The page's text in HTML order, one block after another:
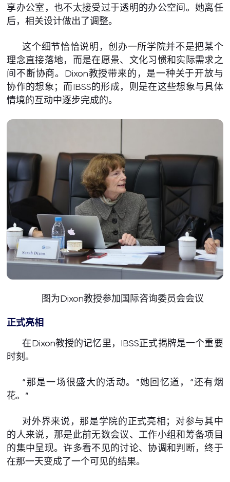
享办公室，也不太接受过于透明的办公空间。她离任
后，相关设计做出了调整。
这个细节恰恰说明，创办一所学院并不是把某个
理念直接落地，而是在愿景、文化习惯和实际需求之
间不断协商。Dixon教授带来的，是一种关于开放与
协作的想象；而IBSS的形成，则是在这些想象与具体
情境的互动中逐步完成的。
图为Dixon教授参加国际咨询委员会会议
正式亮相
在Dixon教授的记忆里，IBSS正式揭牌是一个重要
时刻。
“那是一场很盛大的活动。”她回忆道，“还有烟
花。”
对外界来说，那是学院的正式亮相；对参与其中
的人来说，那是此前无数会议、工作小组和筹备项目
的集中呈现。许多看不见的讨论、协调和判断，终于
在那一天变成了一个可见的结果。